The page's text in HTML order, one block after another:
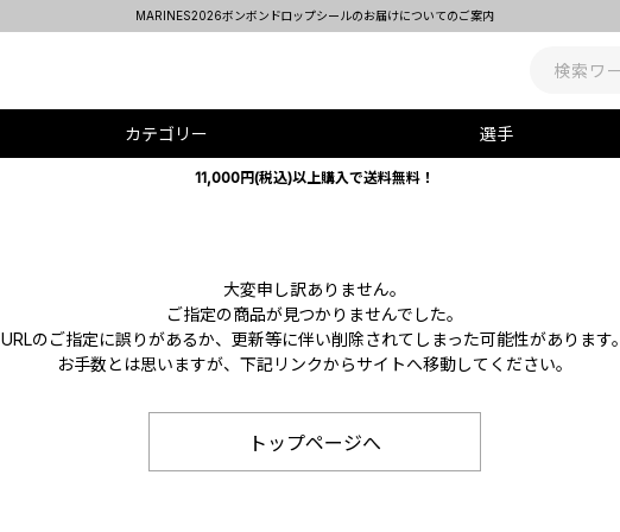
MARINES2026ボンボンドロップシールのお届けについてのご案内
カテゴリー 選手
11,000円(税込)以上購入で送料無料！
大変申し訳ありません。
ご指定の商品が見つかりませんでした。
URLのご指定に誤りがあるか、更新等に伴い削除されてしまった可能性があります。
お手数とは思いますが、下記リンクからサイトへ移動してください。
トップページへ